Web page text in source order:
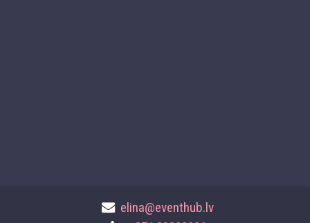
elina@eventhub.lv